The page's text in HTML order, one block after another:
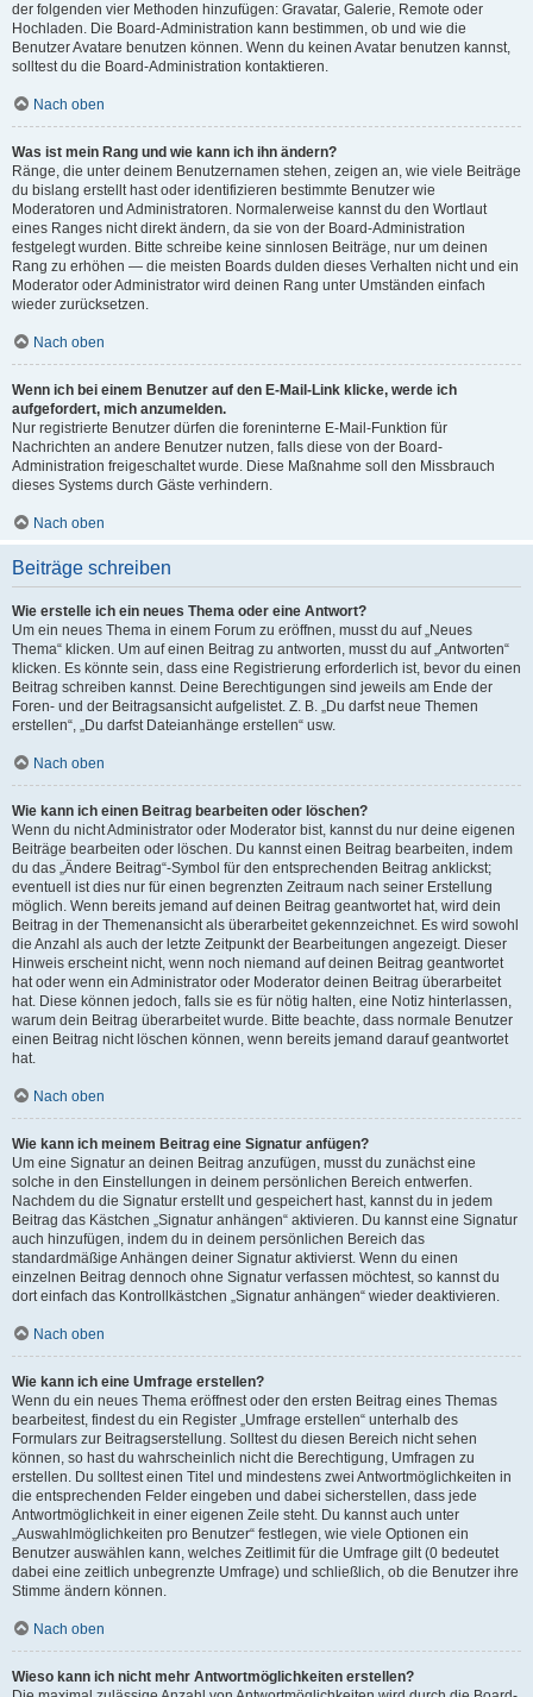
der folgenden vier Methoden hinzufügen: Gravatar, Galerie, Remote oder
Hochladen. Die Board-Administration kann bestimmen, ob und wie die
Benutzer Avatare benutzen können. Wenn du keinen Avatar benutzen kannst,
solltest du die Board-Administration kontaktieren.
Nach oben
Was ist mein Rang und wie kann ich ihn ändern?
Ränge, die unter deinem Benutzernamen stehen, zeigen an, wie viele Beiträge
du bislang erstellt hast oder identifizieren bestimmte Benutzer wie
Moderatoren und Administratoren. Normalerweise kannst du den Wortlaut
eines Ranges nicht direkt ändern, da sie von der Board-Administration
festgelegt wurden. Bitte schreibe keine sinnlosen Beiträge, nur um deinen
Rang zu erhöhen — die meisten Boards dulden dieses Verhalten nicht und ein
Moderator oder Administrator wird deinen Rang unter Umständen einfach
wieder zurücksetzen.
Nach oben
Wenn ich bei einem Benutzer auf den E-Mail-Link klicke, werde ich
aufgefordert, mich anzumelden.
Nur registrierte Benutzer dürfen die foreninterne E-Mail-Funktion für
Nachrichten an andere Benutzer nutzen, falls diese von der Board-
Administration freigeschaltet wurde. Diese Maßnahme soll den Missbrauch
dieses Systems durch Gäste verhindern.
Nach oben
Beiträge schreiben
Wie erstelle ich ein neues Thema oder eine Antwort?
Um ein neues Thema in einem Forum zu eröffnen, musst du auf „Neues
Thema“ klicken. Um auf einen Beitrag zu antworten, musst du auf „Antworten“
klicken. Es könnte sein, dass eine Registrierung erforderlich ist, bevor du einen
Beitrag schreiben kannst. Deine Berechtigungen sind jeweils am Ende der
Foren- und der Beitragsansicht aufgelistet. Z. B. „Du darfst neue Themen
erstellen“, „Du darfst Dateianhänge erstellen“ usw.
Nach oben
Wie kann ich einen Beitrag bearbeiten oder löschen?
Wenn du nicht Administrator oder Moderator bist, kannst du nur deine eigenen
Beiträge bearbeiten oder löschen. Du kannst einen Beitrag bearbeiten, indem
du das „Ändere Beitrag“-Symbol für den entsprechenden Beitrag anklickst;
eventuell ist dies nur für einen begrenzten Zeitraum nach seiner Erstellung
möglich. Wenn bereits jemand auf deinen Beitrag geantwortet hat, wird dein
Beitrag in der Themenansicht als überarbeitet gekennzeichnet. Es wird sowohl
die Anzahl als auch der letzte Zeitpunkt der Bearbeitungen angezeigt. Dieser
Hinweis erscheint nicht, wenn noch niemand auf deinen Beitrag geantwortet
hat oder wenn ein Administrator oder Moderator deinen Beitrag überarbeitet
hat. Diese können jedoch, falls sie es für nötig halten, eine Notiz hinterlassen,
warum dein Beitrag überarbeitet wurde. Bitte beachte, dass normale Benutzer
einen Beitrag nicht löschen können, wenn bereits jemand darauf geantwortet
hat.
Nach oben
Wie kann ich meinem Beitrag eine Signatur anfügen?
Um eine Signatur an deinen Beitrag anzufügen, musst du zunächst eine
solche in den Einstellungen in deinem persönlichen Bereich entwerfen.
Nachdem du die Signatur erstellt und gespeichert hast, kannst du in jedem
Beitrag das Kästchen „Signatur anhängen“ aktivieren. Du kannst eine Signatur
auch hinzufügen, indem du in deinem persönlichen Bereich das
standardmäßige Anhängen deiner Signatur aktivierst. Wenn du einen
einzelnen Beitrag dennoch ohne Signatur verfassen möchtest, so kannst du
dort einfach das Kontrollkästchen „Signatur anhängen“ wieder deaktivieren.
Nach oben
Wie kann ich eine Umfrage erstellen?
Wenn du ein neues Thema eröffnest oder den ersten Beitrag eines Themas
bearbeitest, findest du ein Register „Umfrage erstellen“ unterhalb des
Formulars zur Beitragserstellung. Solltest du diesen Bereich nicht sehen
können, so hast du wahrscheinlich nicht die Berechtigung, Umfragen zu
erstellen. Du solltest einen Titel und mindestens zwei Antwortmöglichkeiten in
die entsprechenden Felder eingeben und dabei sicherstellen, dass jede
Antwortmöglichkeit in einer eigenen Zeile steht. Du kannst auch unter
„Auswahlmöglichkeiten pro Benutzer“ festlegen, wie viele Optionen ein
Benutzer auswählen kann, welches Zeitlimit für die Umfrage gilt (0 bedeutet
dabei eine zeitlich unbegrenzte Umfrage) und schließlich, ob die Benutzer ihre
Stimme ändern können.
Nach oben
Wieso kann ich nicht mehr Antwortmöglichkeiten erstellen?